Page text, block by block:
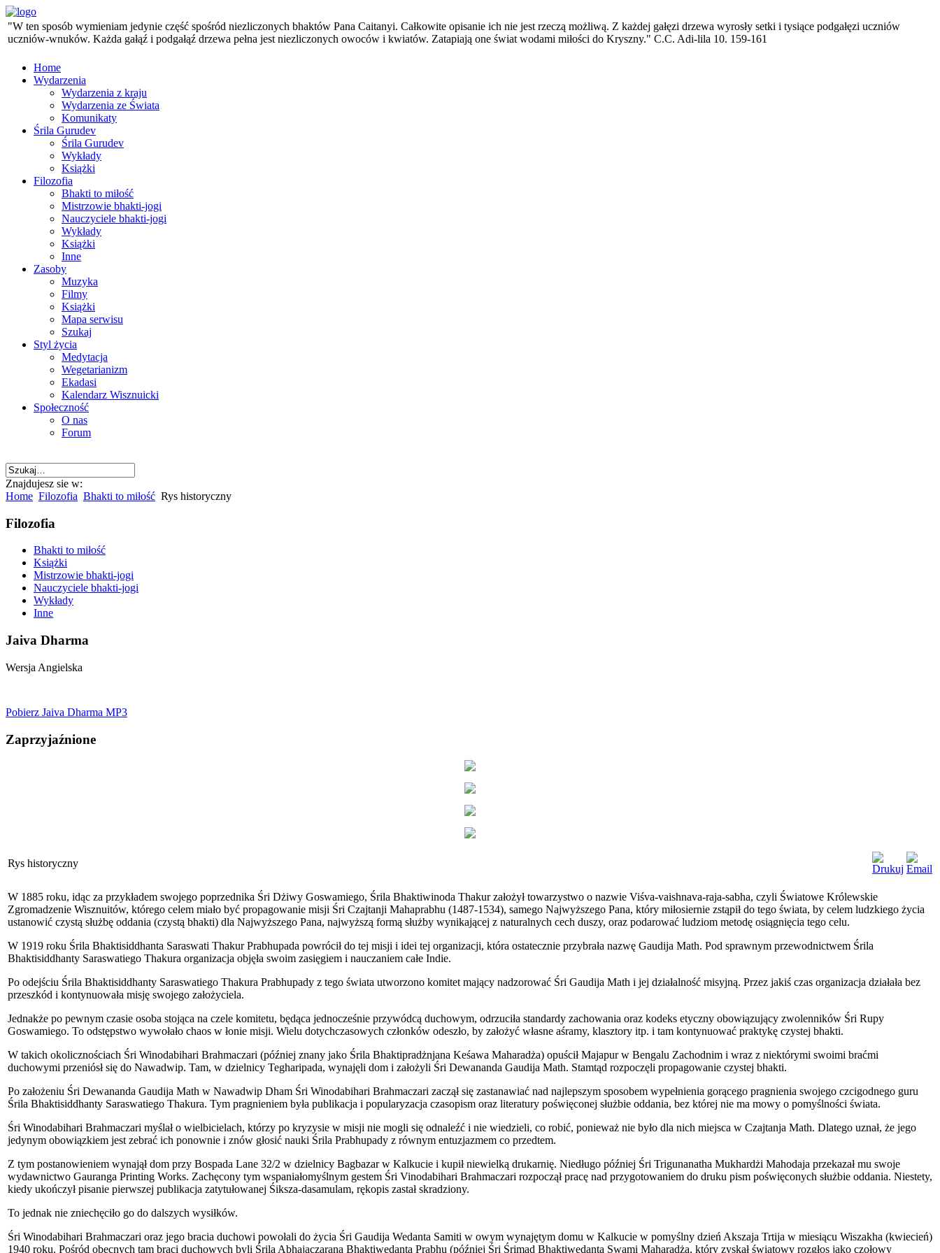
"W ten sposób wymieniam jedynie część spośród niezliczonych bhaktów Pana Caitanyi. Całkowite opisanie ich nie jest rzeczą możliwą. Z każdej gałęzi drzewa wyrosły setki i tysiące podgałęzi uczniów
uczniów-wnuków. Każda gałąź i podgałąź drzewa pełna jest niezliczonych owoców i kwiatów. Zatapiają one świat wodami miłości do Kryszny." C.C. Adi-lila 10. 159-161
Home
Wydarzenia
Wydarzenia z kraju
Wydarzenia ze Świata
Komunikaty
Śrila Gurudev
Śrila Gurudev
Wykłady
Książki
Filozofia
Bhakti to miłość
Mistrzowie bhakti-jogi
Nauczyciele bhakti-jogi
Wykłady
Książki
Inne
Zasoby
Muzyka
Filmy
Książki
Mapa serwisu
Szukaj
Styl życia
Medytacja
Wegetarianizm
Ekadasi
Kalendarz Wisznuicki
Społeczność
O nas
Forum
Znajdujesz sie w:
Home Filozofia Bhakti to miłość Rys historyczny
Filozofia
Bhakti to miłość
Książki
Mistrzowie bhakti-jogi
Nauczyciele bhakti-jogi
Wykłady
Inne
Jaiva Dharma
Wersja Angielska
Pobierz Jaiva Dharma MP3
Zaprzyjaźnione
Rys historyczny
W 1885 roku, idąc za przykładem swojego poprzednika Śri Dżiwy Goswamiego, Śrila Bhaktiwinoda Thakur założył towarzystwo o nazwie Viśva-vaishnava-raja-sabha, czyli Światowe Królewskie
Zgromadzenie Wisznuitów, którego celem miało być propagowanie misji Śri Czajtanji Mahaprabhu (1487-1534), samego Najwyższego Pana, który miłosiernie zstąpił do tego świata, by celem ludzkiego życia
ustanowić czystą służbę oddania (czystą bhakti) dla Najwyższego Pana, najwyższą formą służby wynikającej z naturalnych cech duszy, oraz podarować ludziom metodę osiągnięcia tego celu.
W 1919 roku Śrila Bhaktisiddhanta Saraswati Thakur Prabhupada powrócił do tej misji i idei tej organizacji, która ostatecznie przybrała nazwę Gaudija Math. Pod sprawnym przewodnictwem Śrila
Bhaktisiddhanty Saraswatiego Thakura organizacja objęła swoim zasięgiem i nauczaniem całe Indie.
Po odejściu Śrila Bhaktisiddhanty Saraswatiego Thakura Prabhupady z tego świata utworzono komitet mający nadzorować Śri Gaudija Math i jej działalność misyjną. Przez jakiś czas organizacja działała bez
przeszkód i kontynuowała misję swojego założyciela.
Jednakże po pewnym czasie osoba stojąca na czele komitetu, będąca jednocześnie przywódcą duchowym, odrzuciła standardy zachowania oraz kodeks etyczny obowiązujący zwolenników Śri Rupy
Goswamiego. To odstępstwo wywołało chaos w łonie misji. Wielu dotychczasowych członków odeszło, by założyć własne aśramy, klasztory itp. i tam kontynuować praktykę czystej bhakti.
W takich okolicznościach Śri Winodabihari Brahmaczari (później znany jako Śrila Bhaktipradżnjana Keśawa Maharadża) opuścił Majapur w Bengalu Zachodnim i wraz z niektórymi swoimi braćmi
duchowymi przeniósł się do Nawadwip. Tam, w dzielnicy Tegharipada, wynajęli dom i założyli Śri Dewananda Gaudija Math. Stamtąd rozpoczęli propagowanie czystej bhakti.
Po założeniu Śri Dewananda Gaudija Math w Nawadwip Dham Śri Winodabihari Brahmaczari zaczął się zastanawiać nad najlepszym sposobem wypełnienia gorącego pragnienia swojego czcigodnego guru
Śrila Bhaktisiddhanty Saraswatiego Thakura. Tym pragnieniem była publikacja i popularyzacja czasopism oraz literatury poświęconej służbie oddania, bez której nie ma mowy o pomyślności świata.
Śri Winodabihari Brahmaczari myślał o wielbicielach, którzy po kryzysie w misji nie mogli się odnaleźć i nie wiedzieli, co robić, ponieważ nie było dla nich miejsca w Czajtanja Math. Dlatego uznał, że jego
jedynym obowiązkiem jest zebrać ich ponownie i znów głosić nauki Śrila Prabhupady z równym entuzjazmem co przedtem.
Z tym postanowieniem wynajął dom przy Bospada Lane 32/2 w dzielnicy Bagbazar w Kalkucie i kupił niewielką drukarnię. Niedługo później Śri Trigunanatha Mukhardżi Mahodaja przekazał mu swoje
wydawnictwo Gauranga Printing Works. Zachęcony tym wspaniałomyślnym gestem Śri Vinodabihari Brahmaczari rozpoczął pracę nad przygotowaniem do druku pism poświęconych służbie oddania. Niestety,
kiedy ukończył pisanie pierwszej publikacja zatytułowanej Śiksza-dasamulam, rękopis zastał skradziony.
To jednak nie zniechęciło go do dalszych wysiłków.
Śri Winodabihari Brahmaczari oraz jego bracia duchowi powołali do życia Śri Gaudija Wedanta Samiti w owym wynajętym domu w Kalkucie w pomyślny dzień Akszaja Trtija w miesiącu Wiszakha (kwiecień)
1940 roku. Pośród obecnych tam braci duchowych byli Śrila Abhajaczarana Bhaktiwedanta Prabhu (później Śri Śrimad Bhaktiwedanta Swami Maharadża, który zyskał światowy rozgłos jako czołowy